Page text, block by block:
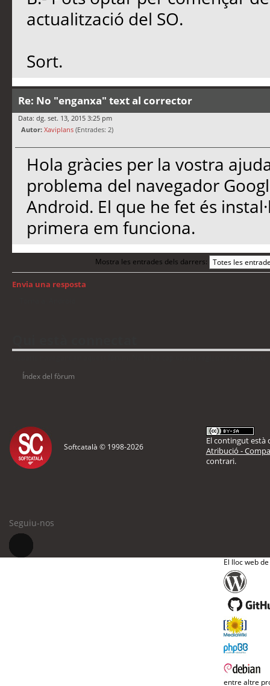
actualització del SO.
Sort.
Re: No "enganxa" text al corrector
Data: dg. set. 13, 2015 3:25 pm
Autor: Xaviplans (Entrades: 2)
Hola gràcies per la vostra
problema del navegador
Android. El que he fet és
primera em funciona.
Mostra les entrades dels darrers:
Envia una resposta
Índex del fòrum
Softcatalà © 1998-2026
El contingut està
Atribució -
contrari.
Seguiu-nos
El lloc web
entre altre